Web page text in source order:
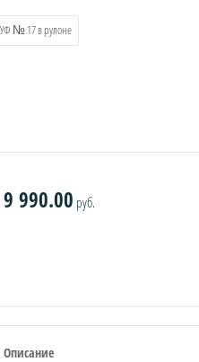
№ 17 в рулоне
9 990.00 руб.
Описание